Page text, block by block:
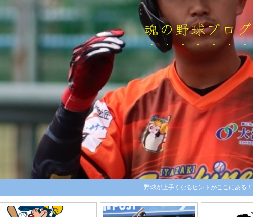
魂の野球ブログ
野球が上手くなるヒントがここにある！